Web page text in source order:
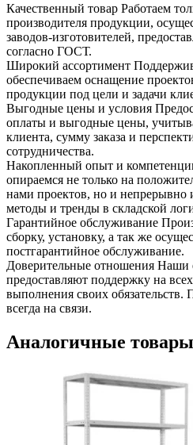
Качественный товар Работаем
производителя продукции,
заводов-изготовителей,
согласно ГОСТ.
Широкий ассортимент
обеспечиваем оснащение
продукции под цели и задачи
Выгодные цены и условия
оплаты и выгодные цены,
клиента, сумму заказа и
сотрудничества.
Накопленный опыт и
опираемся не только на
нами проектов, но и непрерывно
методы и тренды в складской
Гарантийное обслуживание
сборку, установку, а так же
постгарантийное обслуживание.
Доверительные отношения Наши
предоставляют поддержку на
выполнения своих
всегда на связи.
Аналогичные товары